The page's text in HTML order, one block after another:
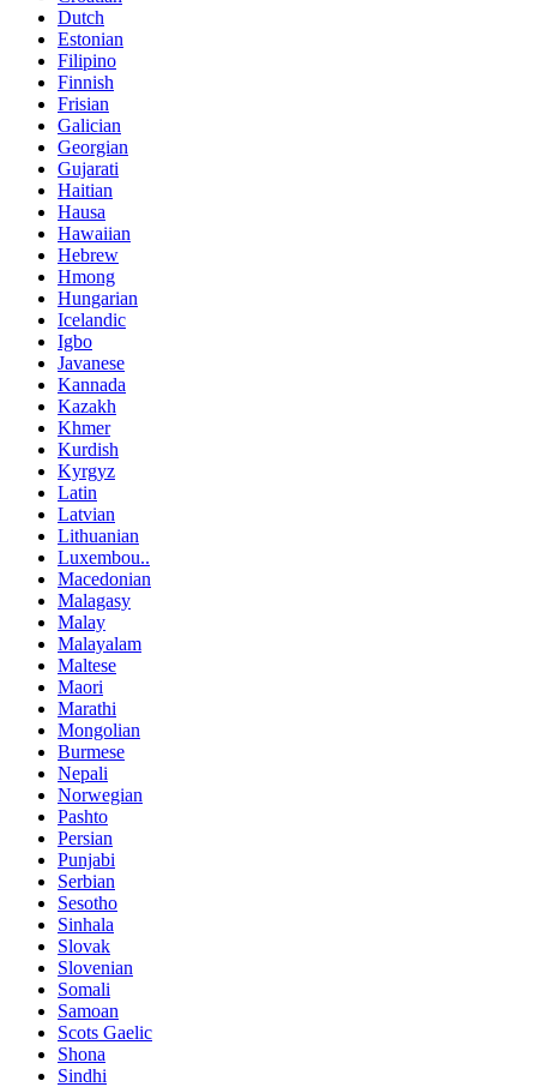
Dutch
Estonian
Filipino
Finnish
Frisian
Galician
Georgian
Gujarati
Haitian
Hausa
Hawaiian
Hebrew
Hmong
Hungarian
Icelandic
Igbo
Javanese
Kannada
Kazakh
Khmer
Kurdish
Kyrgyz
Latin
Latvian
Lithuanian
Luxembou..
Macedonian
Malagasy
Malay
Malayalam
Maltese
Maori
Marathi
Mongolian
Burmese
Nepali
Norwegian
Pashto
Persian
Punjabi
Serbian
Sesotho
Sinhala
Slovak
Slovenian
Somali
Samoan
Scots Gaelic
Shona
Sindhi